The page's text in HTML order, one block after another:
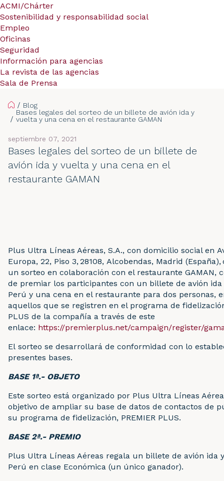
ACMI/Chárter
Sostenibilidad y responsabilidad social
Empleo
Oficinas
Seguridad
Información para agencias
La revista de las agencias
Sala de Prensa
Home
Blog
Bases legales del sorteo de un billete de avión ida y
vuelta y una cena en el restaurante GAMAN
Bases legales del sorteo de un billete de
avión ida y vuelta y una cena en el
restaurante GAMAN
septiembre 07, 2021
Plus Ultra Líneas Aéreas, S.A., con domicilio social en
Europa, 22, Piso 3, 28108, Alcobendas, Madrid (España),
un sorteo en colaboración con el restaurante GAMAN,
de premiar los participantes con un billete de avión
Perú y una cena en el restaurante para dos personas,
aquellos que se registren en el programa de
PLUS de la compañía a través de este
enlace: https://premierplus.net/campaign/register/
El sorteo se desarrollará de conformidad con lo
presentes bases.
BASE 1ª.- OBJETO
Este sorteo está organizado por Plus Ultra Líneas
objetivo de ampliar su base de datos de contactos de
su programa de fidelización, PREMIER PLUS.
BASE 2ª.- PREMIO
Plus Ultra Líneas Aéreas regala un billete de avión ida
Perú en clase Económica (un único ganador).